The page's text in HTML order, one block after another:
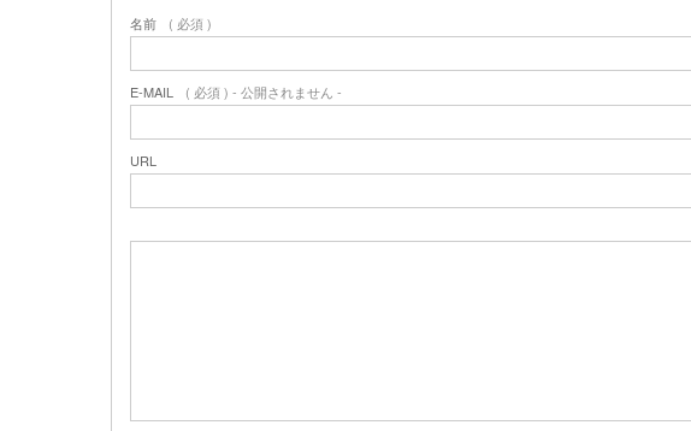
名前 ( 必須 )
E-MAIL ( 必須 ) - 公開されません -
URL